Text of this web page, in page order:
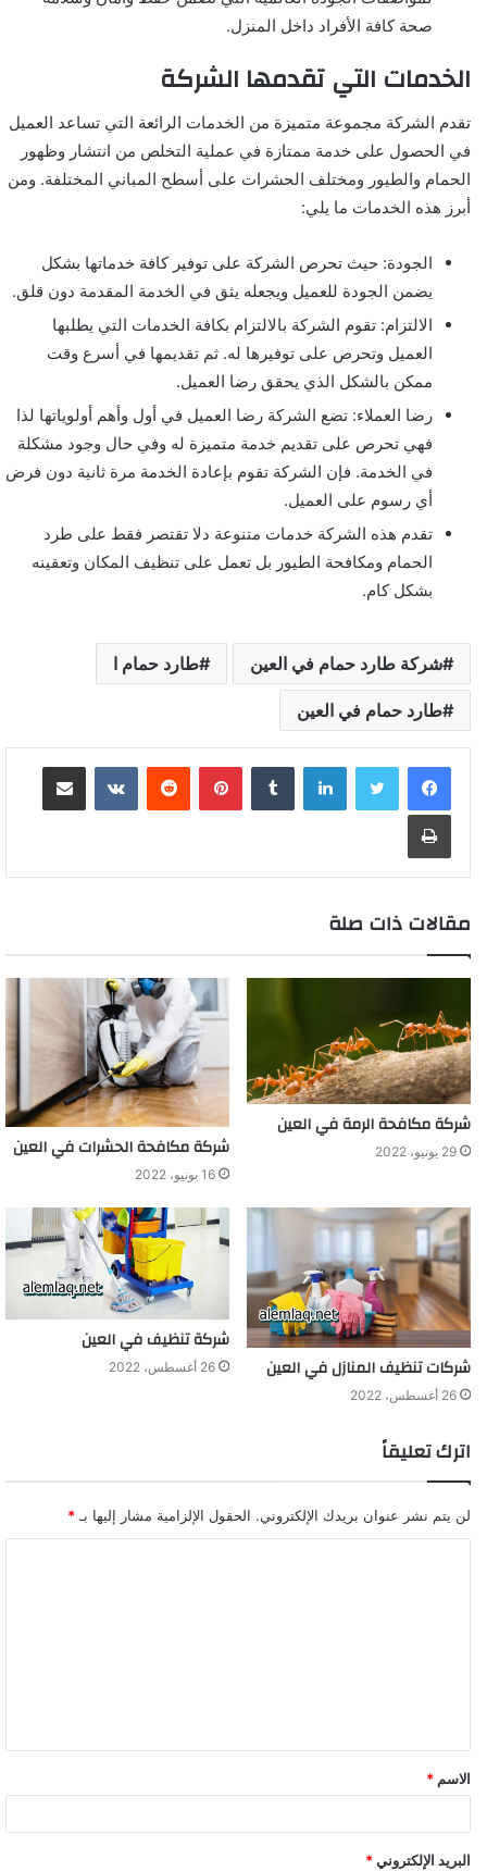
صحة كافة الأفراد داخل المنزل.
الخدمات التي تقدمها الشركة
تقدم الشركة مجموعة متميزة من الخدمات الرائعة التي تساعد العميل
في الحصول على خدمة ممتازة في عملية التخلص من انتشار وظهور
الحمام والطيور ومختلف الحشرات على أسطح المباني المختلفة. ومن
أبرز هذه الخدمات ما يلي:
الجودة: حيث تحرص الشركة على توفير كافة خدماتها بشكل
يضمن الجودة للعميل ويجعله يثق في الخدمة المقدمة دون قلق.
الالتزام: تقوم الشركة بالالتزام بكافة الخدمات التي يطلبها
العميل وتحرص على توفيرها له. ثم تقديمها في أسرع وقت
ممكن بالشكل الذي يحقق رضا العميل.
رضا العملاء: تضع الشركة رضا العميل في أول وأهم أولوياتها لذا
فهي تحرص على تقديم خدمة متميزة له وفي حال وجود مشكلة
في الخدمة. فإن الشركة تقوم بإعادة الخدمة مرة ثانية دون فرض
أي رسوم على العميل.
تقدم هذه الشركة خدمات متنوعة دلا تقتصر فقط على طرد
الحمام ومكافحة الطيور بل تعمل على تنظيف المكان وتعقينه
بشكل كام.
شركة طارد حمام في العين طارد حمام ا
طارد حمام في العين
لينكدإن بينتيريست مشاركة عبر البريد
طباعة
مقالات ذات صلة
شركة مكافحة الرمة في العين
29 يونيو، 2022 شركة مكافحة الحشرات في العين
16 يونيو، 2022
شركات تنظيف المنازل في العين
26 أغسطس، 2022
شركة تنظيف في العين
26 أغسطس، 2022
اترك تعليقاً
لن يتم نشر عنوان بريدك الإلكتروني. الحقول الإلزامية مشار إليها بـ *
ق
*
الاسم *
البريد الإلكتروني *